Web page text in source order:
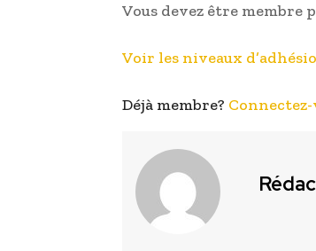
Vous devez être membre
Voir les niveaux
Déjà membre?